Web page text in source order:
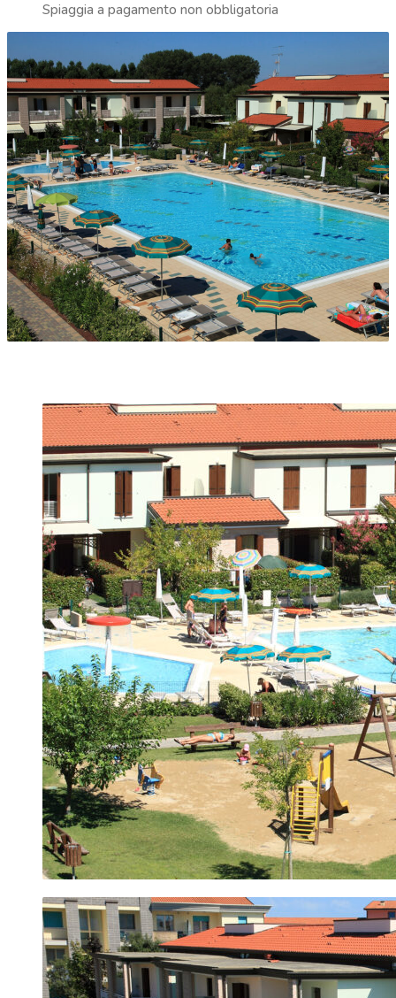
Spiaggia a pagamento non obbligatoria